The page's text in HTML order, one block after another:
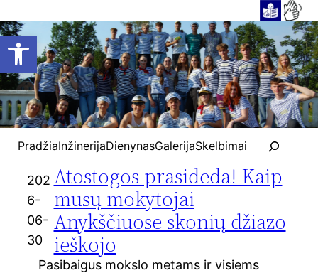
Open toolbar
PradžiaInžinerijaDienynasGalerijaSkelbimai
a
i
e
k
202
6-
06-
30
Atostogos prasideda! Kaip
mūsų mokytojai
Anykščiuose skonių džiazo
ieškojo
Pasibaigus mokslo metams ir visiems